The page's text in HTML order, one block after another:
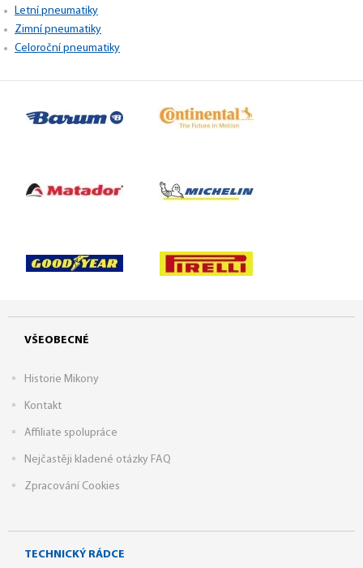
Letní pneumatiky
Zimní pneumatiky
Celoroční pneumatiky
VŠEOBECNÉ
Historie Mikony
Kontakt
Affiliate spolupráce
Nejčastěji kladené otázky FAQ
Zpracování Cookies
TECHNICKÝ RÁDCE